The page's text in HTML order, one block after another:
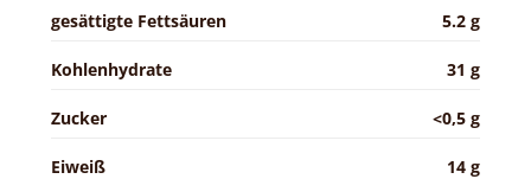
gesättigte Fettsäuren 5.2 g
Kohlenhydrate 31 g
Zucker <0,5 g
Eiweiß 14 g